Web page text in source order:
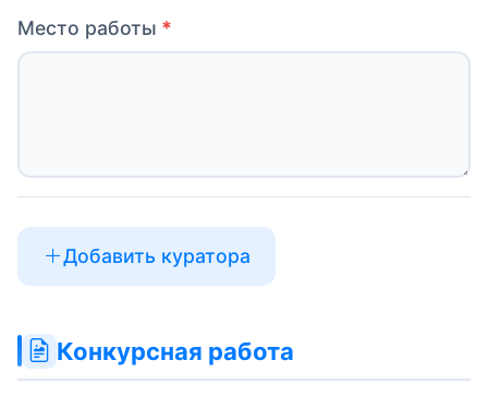
Место работы
Добавить куратора
Конкурсная работа